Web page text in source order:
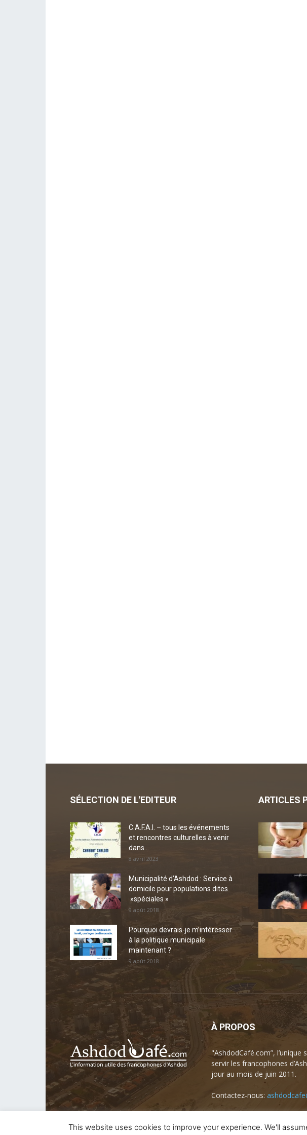
SÉLECTION DE L'EDITEUR
C.A.F.A.I. – tous les événements
et rencontres culturelles à venir
dans...
8 avril 2023
Municipalité d’Ashdod : Service à
domicile pour populations dites
»spéciales »
9 août 2018
Pourquoi devrais-je m’intéresser
à la politique municipale
maintenant ?
9 août 2018
ARTICLES
À PROPOS
"AshdodCafé.com”,
servir les francophones
jour au mois de juin 2011.
Contactez-nous:
This website uses cookies to improve your experience. We'll